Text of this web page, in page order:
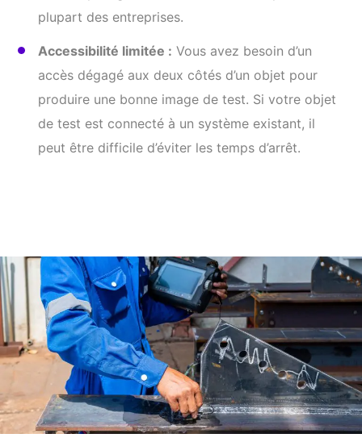
plupart des entreprises.
Accessibilité limitée : Vous avez besoin d’un
accès dégagé aux deux côtés d’un objet pour
produire une bonne image de test. Si votre objet
de test est connecté à un système existant, il
peut être difficile d’éviter les temps d’arrêt.